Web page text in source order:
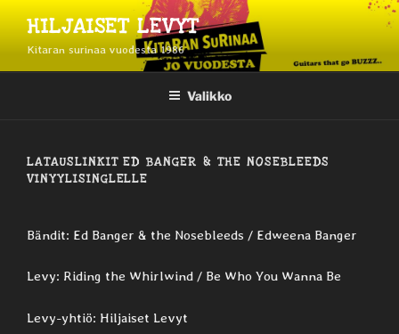
sisältöönHILJAISET LEVYT
Kitaran surinaa vuodesta 1986
Valikko
LATAUSLINKIT ED BANGER & THE NOSEBLEEDS
VINYYLISINGLELLE
Bändit: Ed Banger & the Nosebleeds / Edweena Banger
Levy: Riding the Whirlwind / Be Who You Wanna Be
Levy-yhtiö: Hiljaiset Levyt